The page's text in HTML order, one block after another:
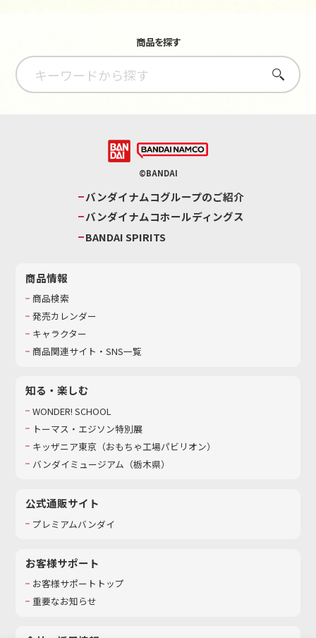
商品を探す
さがす
©BANDAI
バンダイナムコグループのご紹介
バンダイナムコホールディングス
BANDAI SPIRITS
商品情報
商品検索
発売カレンダー
キャラクター
商品関連サイト・SNS一覧
知る・楽しむ
WONDER! SCHOOL
トーマス・エジソン特別展
キッザニア東京（おもちゃ工場パビリオン）​
バンダイミュージアム（栃木県）
公式通販サイト
プレミアムバンダイ
お客様サポート
お客様サポートトップ
重要なお知らせ